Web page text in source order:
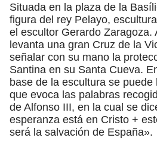
Situada en la plaza de la
figura del rey Pelayo,
el escultor Gerardo Zaragoza.
levanta una gran Cruz de la
señalar con su mano la
Santina en su Santa Cueva.
base de la escultura se puede
que evoca las palabras
de Alfonso III, en la cual se
esperanza está en Cristo +
será la salvación de España».